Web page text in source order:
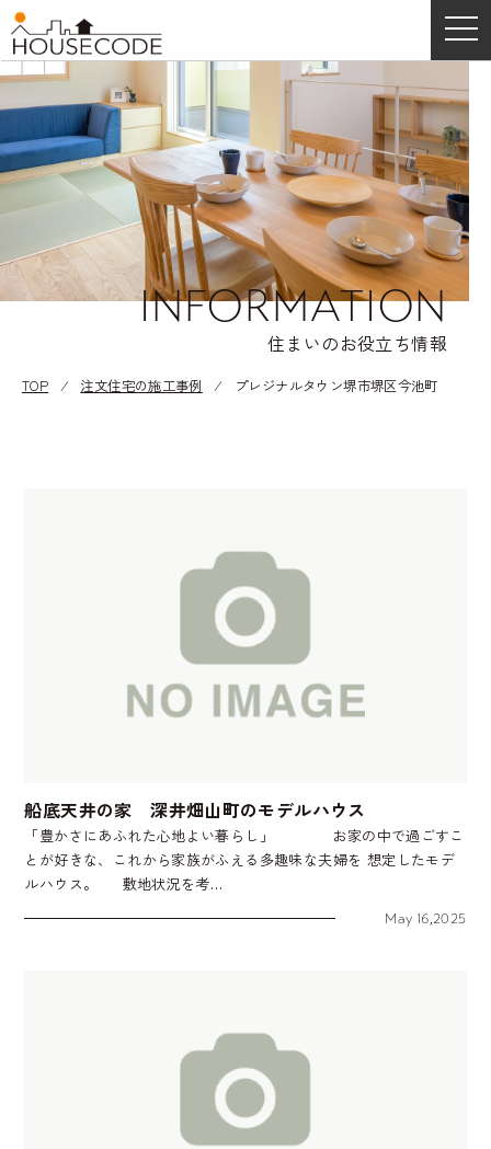
INFORMATION
住まいのお役立ち情報
TOP ⁄ 注文住宅の施工事例 ⁄ プレジナルタウン堺市堺区今池町
船底天井の家 深井畑山町のモデルハウス
「豊かさにあふれた心地よい暮らし」 お家の中で過ごすこ
とが好きな、これから家族がふえる多趣味な夫婦を 想定したモデ
ルハウス。 敷地状況を考…
May 16,2025